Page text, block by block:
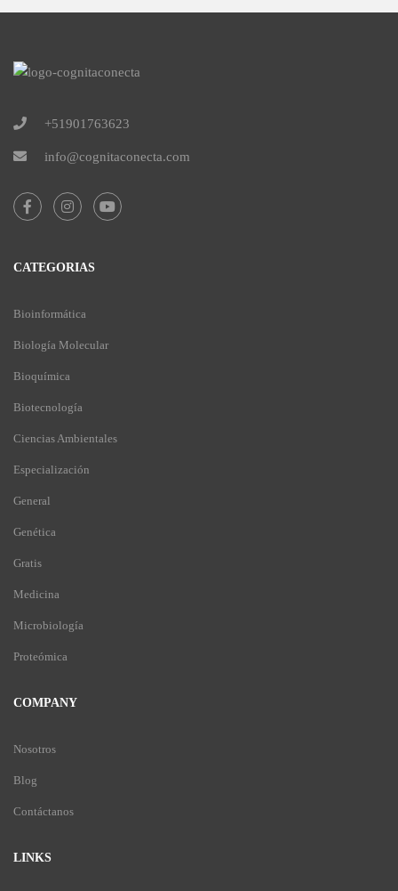
+51901763623
info@cognitaconecta.com
CATEGORIAS
Bioinformática
Biología Molecular
Bioquímica
Biotecnología
Ciencias Ambientales
Especialización
General
Genética
Gratis
Medicina
Microbiología
Proteómica
COMPANY
Nosotros
Blog
Contáctanos
LINKS